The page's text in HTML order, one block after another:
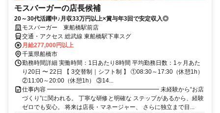
モスバーガーの店長候補
20～30代活躍中♪月収33万円以上×賞与年3回で安定収入◎
モスバーガー 東船橋駅前店
交通・アクセス 総武線 東船橋駅下車スグ
月給277,000円以上
千葉県船橋市
勤務時間詳細 実働時間：1日あたり8時間 平均勤務日数：1ヶ月あた
り20日 〜 22日 【 3交替制｜シフト制 】 ①08:30～17:30（休憩1h）
②11:00～20:00（休憩1h） ③14...
仕事内容 ━━━━━━━━━━━━━━━━━━━ 未経験から“お店
づくり”に関われる。 丁寧な研修と明確な ステップがあるから、経験
ゼロでも安心。 将来は店長・マネージャー、 さらに独立まで目...